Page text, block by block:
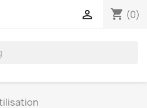
shopping_cart (0)
